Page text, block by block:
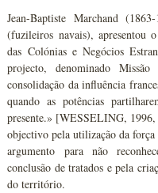
Jean-Baptiste Marchand
(fuzileiros navais), apresentou
das Colónias e Negócios
projecto, denominado
consolidação da influência
quando as potências
presente.» [WESSELING,
objectivo pela utilização da
argumento para não
conclusão de tratados e pela
do território.